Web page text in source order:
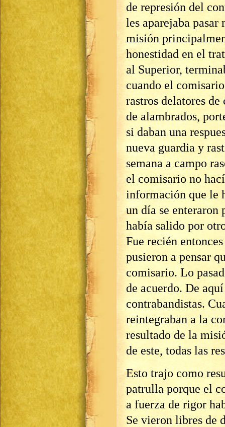
de represión del
les aparejaba pasar
misión
honestidad en el
al Superior,
cuando el
rastros delatores
de alambrados,
si daban una
nueva guardia y
semana a campo
el comisario no
información que le
un día se
había salido por
Fue recién
pusieron a pensar
comisario. Lo
de acuerdo. De
contrabandistas.
reintegraban a la
resultado de la
de este, todas las
Esto trajo como
patrulla porque el
a fuerza de rigor
Se vieron libres de